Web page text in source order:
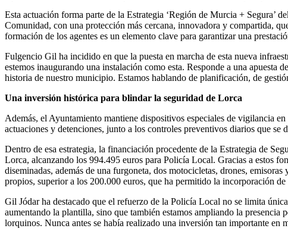
Esta actuación forma parte de la Estrategia ‘Región de Murcia + Segura’
Comunidad, con una protección más cercana, innovadora y compartida,
formación de los agentes es un elemento clave para garantizar una
Fulgencio Gil ha incidido en que la puesta en marcha de esta nueva
estemos inaugurando una instalación como esta. Responde a una
historia de nuestro municipio. Estamos hablando de planificación, de
Una inversión histórica para blindar la seguridad de Lorca
Además, el Ayuntamiento mantiene dispositivos especiales de vigilancia
actuaciones y detenciones, junto a los controles preventivos diarios que se
Dentro de esa estrategia, la financiación procedente de la Estrategia de
Lorca, alcanzando los 994.495 euros para Policía Local. Gracias a estos
diseminadas, además de una furgoneta, dos motocicletas, drones,
propios, superior a los 200.000 euros, que ha permitido la incorporación
Gil Jódar ha destacado que el refuerzo de la Policía Local no se limita
aumentando la plantilla, sino que también estamos ampliando la presencia
lorquinos. Nunca antes se había realizado una inversión tan importante en